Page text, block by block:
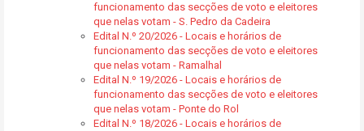
funcionamento das secções de voto e eleitores
que nelas votam - S. Pedro da Cadeira
Edital N.º 20/2026 - Locais e horários de
funcionamento das secções de voto e eleitores
que nelas votam - Ramalhal
Edital N.º 19/2026 - Locais e horários de
funcionamento das secções de voto e eleitores
que nelas votam - Ponte do Rol
Edital N.º 18/2026 - Locais e horários de